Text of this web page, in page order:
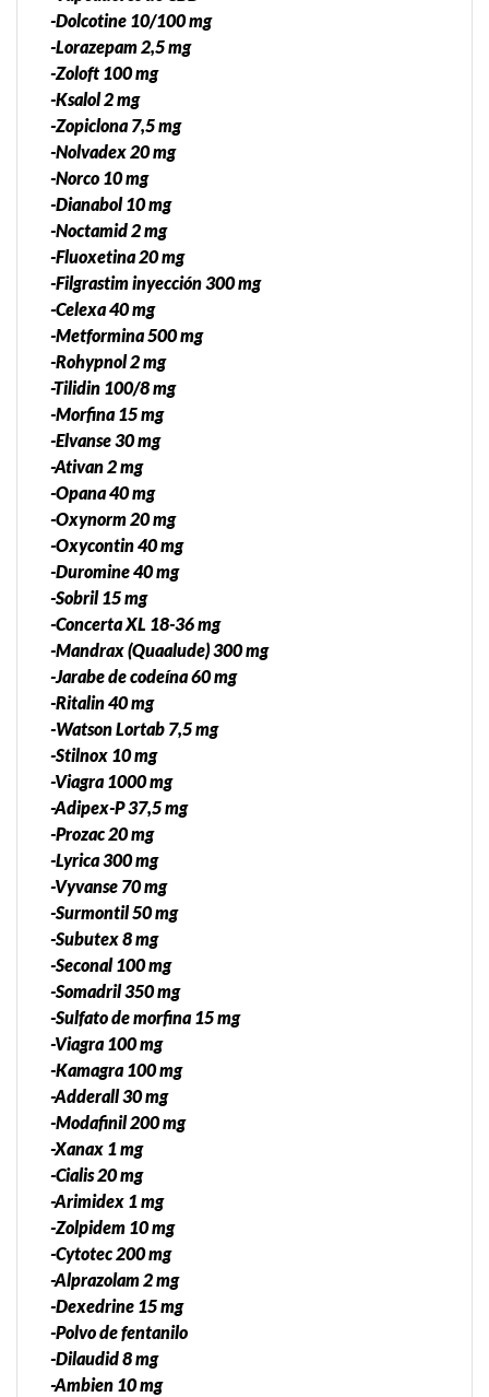
-Dolcotine 10/100 mg
-Lorazepam 2,5 mg
-Zoloft 100 mg
-Ksalol 2 mg
-Zopiclona 7,5 mg
-Nolvadex 20 mg
-Norco 10 mg
-Dianabol 10 mg
-Noctamid 2 mg
-Fluoxetina 20 mg
-Filgrastim inyección 300 mg
-Celexa 40 mg
-Metformina 500 mg
-Rohypnol 2 mg
-Tilidin 100/8 mg
-Morfina 15 mg
-Elvanse 30 mg
-Ativan 2 mg
-Opana 40 mg
-Oxynorm 20 mg
-Oxycontin 40 mg
-Duromine 40 mg
-Sobril 15 mg
-Concerta XL 18-36 mg
-Mandrax (Quaalude) 300 mg
-Jarabe de codeína 60 mg
-Ritalin 40 mg
-Watson Lortab 7,5 mg
-Stilnox 10 mg
-Viagra 1000 mg
-Adipex-P 37,5 mg
-Prozac 20 mg
-Lyrica 300 mg
-Vyvanse 70 mg
-Surmontil 50 mg
-Subutex 8 mg
-Seconal 100 mg
-Somadril 350 mg
-Sulfato de morfina 15 mg
-Viagra 100 mg
-Kamagra 100 mg
-Adderall 30 mg
-Modafinil 200 mg
-Xanax 1 mg
-Cialis 20 mg
-Arimidex 1 mg
-Zolpidem 10 mg
-Cytotec 200 mg
-Alprazolam 2 mg
-Dexedrine 15 mg
-Polvo de fentanilo
-Dilaudid 8 mg
-Ambien 10 mg